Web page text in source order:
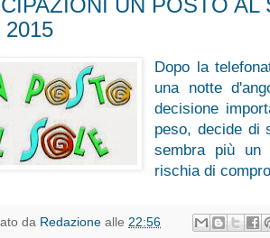
UN POSTO AL
2015
Dopo la
una notte
decisione
peso, decide di
sembra più un
rischia di
da Redazione alle 22:56